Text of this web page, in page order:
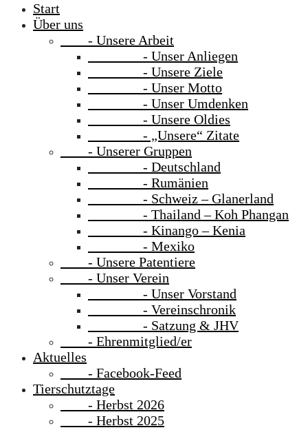
Start
Über uns
- Unsere Arbeit
- Unser Anliegen
- Unsere Ziele
- Unser Motto
- Unser Umdenken
- Unsere Oldies
- „Unsere“ Zitate
- Unserer Gruppen
- Deutschland
- Rumänien
- Schweiz – Glanerland
- Thailand – Koh Phangan
- Kinango – Kenia
- Mexiko
- Unsere Patentiere
- Unser Verein
- Unser Vorstand
- Vereinschronik
- Satzung & JHV
- Ehrenmitglied/er
Aktuelles
- Facebook-Feed
Tierschutztage
- Herbst 2026
- Herbst 2025